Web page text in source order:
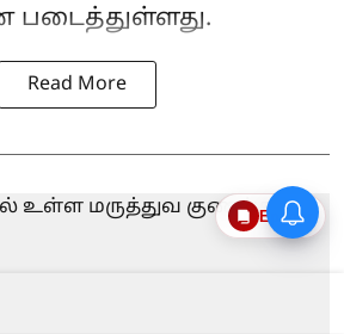
படைத்துள்ளது.
Read More
Epaper